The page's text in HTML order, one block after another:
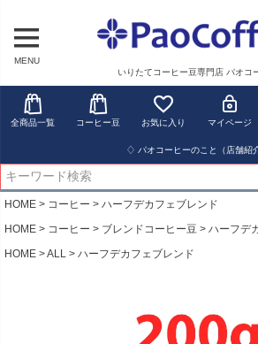
MENU
いりたてコーヒー豆専門店 パオコ
全商品一覧 コーヒー豆 お気に入り マイページ
♢ パオコーヒーのこと（店舗紹介
HOME コーヒー
ハーフデカフェブレンド
HOME
コーヒー ブレンドコーヒー豆
ハーフデ
HOME
ALL ハーフデカフェブレンド